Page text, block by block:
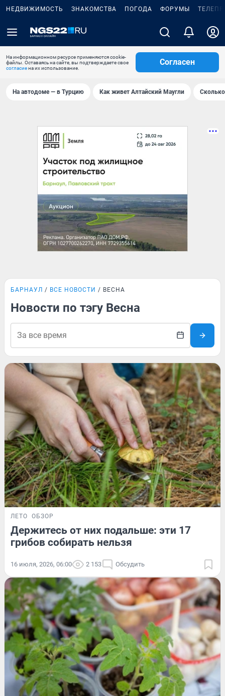
НЕДВИЖИМОСТЬ ЗНАКОМСТВА ПОГОДА ФОРУМЫ
На информационном ресурсе применяются cookie-
файлы. Оставаясь на сайте, вы подтверждаете свое
согласиена их использование.
Согласен
На автодоме — в Турцию Как живет Алтайский Маугли
БАРНАУЛ ВСЕ НОВОСТИ ВЕСНА
Новости по тэгу Весна
ЛЕТО ОБЗОР
Держитесь от них подальше: эти 17
грибов собирать нельзя
16 июля, 2026, 06:00 2 153 Обсудить